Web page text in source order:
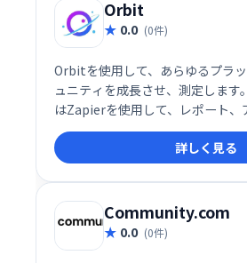
シンプルでパワフルなツールです。
Orbit
0.0 (0件)
Orbitを使用して、あらゆるプラ
ュニティを成長させ、測定します
はZapierを使用して、レポート、
ンを含むコミュニティの単一ビ
ニティデータを取得し、スプレッ
係を構築できます。
詳しく見る
Community.com
0.0 (0件)